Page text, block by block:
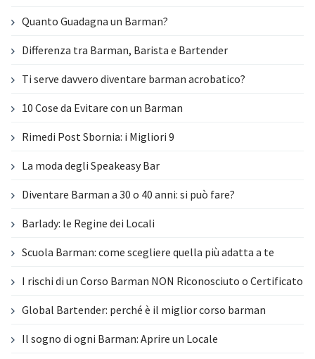
Quanto Guadagna un Barman?
Differenza tra Barman, Barista e Bartender
Ti serve davvero diventare barman acrobatico?
10 Cose da Evitare con un Barman
Rimedi Post Sbornia: i Migliori 9
La moda degli Speakeasy Bar
Diventare Barman a 30 o 40 anni: si può fare?
Barlady: le Regine dei Locali
Scuola Barman: come scegliere quella più adatta a te
I rischi di un Corso Barman NON Riconosciuto o Certificato
Global Bartender: perché è il miglior corso barman
Il sogno di ogni Barman: Aprire un Locale